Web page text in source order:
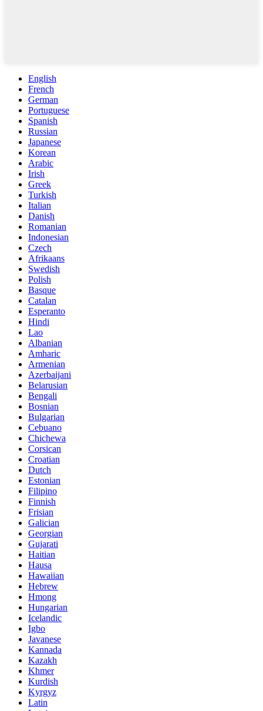
English
French
German
Portuguese
Spanish
Russian
Japanese
Korean
Arabic
Irish
Greek
Turkish
Italian
Danish
Romanian
Indonesian
Czech
Afrikaans
Swedish
Polish
Basque
Catalan
Esperanto
Hindi
Lao
Albanian
Amharic
Armenian
Azerbaijani
Belarusian
Bengali
Bosnian
Bulgarian
Cebuano
Chichewa
Corsican
Croatian
Dutch
Estonian
Filipino
Finnish
Frisian
Galician
Georgian
Gujarati
Haitian
Hausa
Hawaiian
Hebrew
Hmong
Hungarian
Icelandic
Igbo
Javanese
Kannada
Kazakh
Khmer
Kurdish
Kyrgyz
Latin